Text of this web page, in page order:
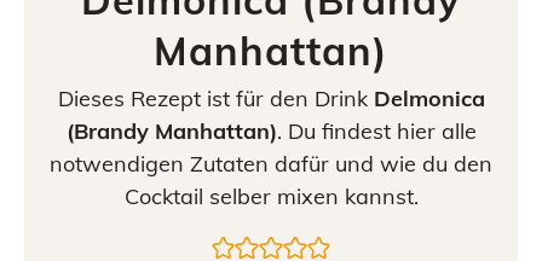
Manhattan)
Dieses Rezept ist für den Drink Delmonica
(Brandy Manhattan). Du findest hier alle
notwendigen Zutaten dafür und wie du den
Cocktail selber mixen kannst.